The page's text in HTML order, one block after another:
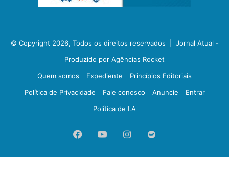
© Copyright 2026, Todos os direitos reservados | Jornal Atual -
Produzido por Agências Rocket
Quem somos
Expediente
Princípios Editoriais
Política de Privacidade
Fale conosco Anuncie
Entrar
Política de I.A
FacebookYouTubeInstagram
Spotify